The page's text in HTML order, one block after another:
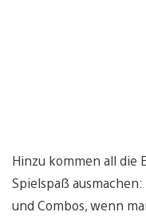
Hinzu kommen all die
Spielspaß
und Combos, wenn